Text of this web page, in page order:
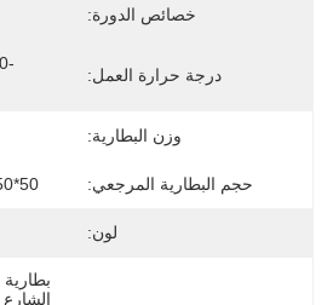
خصائص الدورة:
درجة حرارة العمل:
وزن البطارية:
حجم البطارية المرجعي: 50*50*67 ملم أو حسب الطلب
لون: